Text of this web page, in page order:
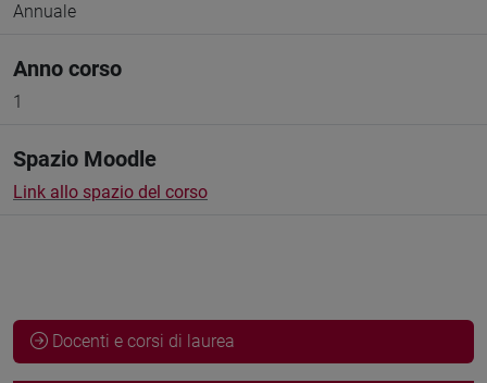
Annuale
Anno corso
1
Spazio Moodle
Link allo spazio del corso
Docenti e corsi di laurea